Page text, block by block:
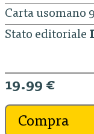
Carta usomano
Stato editoriale
19.99 €
Compra